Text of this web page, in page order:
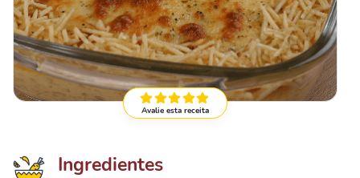
Avalie esta receita
Ingredientes